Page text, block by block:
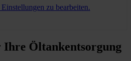
zu bearbeiten.
Ihre Öltankentsorgung